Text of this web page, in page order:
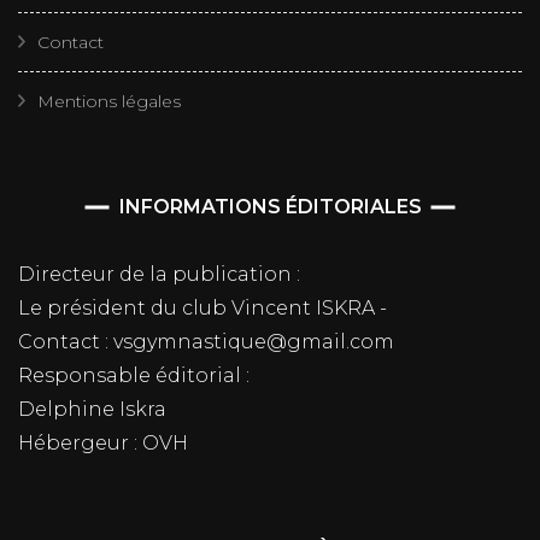
Contact
Mentions légales
INFORMATIONS ÉDITORIALES
Directeur de la publication :
Le président du club Vincent ISKRA -
Contact : vsgymnastique@gmail.com
Responsable éditorial :
Delphine Iskra
Hébergeur : OVH